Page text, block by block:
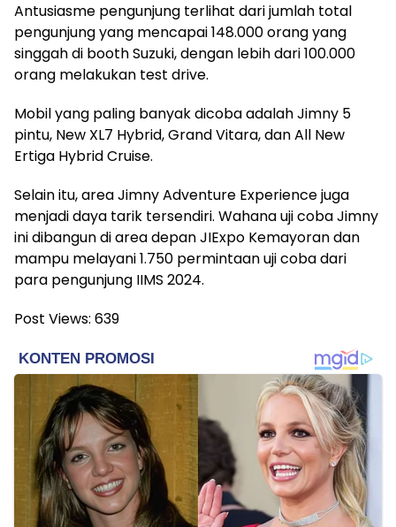
Antusiasme pengunjung terlihat dari jumlah total
pengunjung yang mencapai 148.000 orang yang
singgah di booth Suzuki, dengan lebih dari 100.000
orang melakukan test drive.
Mobil yang paling banyak dicoba adalah Jimny 5
pintu, New XL7 Hybrid, Grand Vitara, dan All New
Ertiga Hybrid Cruise.
Selain itu, area Jimny Adventure Experience juga
menjadi daya tarik tersendiri. Wahana uji coba Jimny
ini dibangun di area depan JIExpo Kemayoran dan
mampu melayani 1.750 permintaan uji coba dari
para pengunjung IIMS 2024.
Post Views: 639